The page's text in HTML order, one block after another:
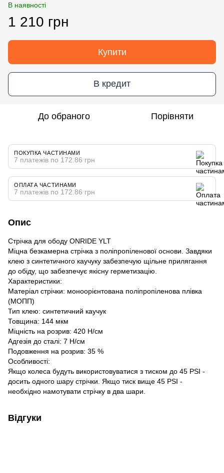
В наявності
1 210 грн
Купити
В кредит
До обраного Порівняти
ПОКУПКА ЧАСТИНАМИ
7 платежів по 172.86 грн
ОПЛАТА ЧАСТИНАМИ
7 платежів по 172.86 грн
Опис
Стрічка для ободу ONRIDE YLT
Міцна безкамерна стрічка з поліпропіленової основи. Завдяки
клею з синтетичного каучуку забезпечую щільне прилягання
до обіду, що забезпечує якісну герметизацію.
Характеристики:
Матеріал стрічки: моноорієнтована поліпропіленова плівка
(МОПП)
Тип клею: синтетичний каучук
Товщина: 144 мкм
Міцність на розрив: 420 Н/см
Адгезія до сталі: 7 Н/см
Подовження на розрив: 35 %
Особливості:
Якщо колеса будуть використовуватися з тиском до 45 PSI -
досить одного шару стрічки. Якщо тиск вище 45 PSI -
необхідно намотувати стрічку в два шари.
Відгуки